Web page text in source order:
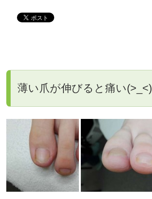
薄い爪が伸びると痛い(>_<)